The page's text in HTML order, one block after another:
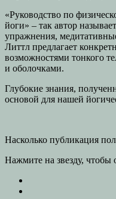
«Руководство по
йоги» – так автор
упражнения,
Литтл предлагает
возможностями тонкого
и оболочками.
Глубокие знания,
основой для нашей
Насколько публикация
Нажмите на звезду, чтобы